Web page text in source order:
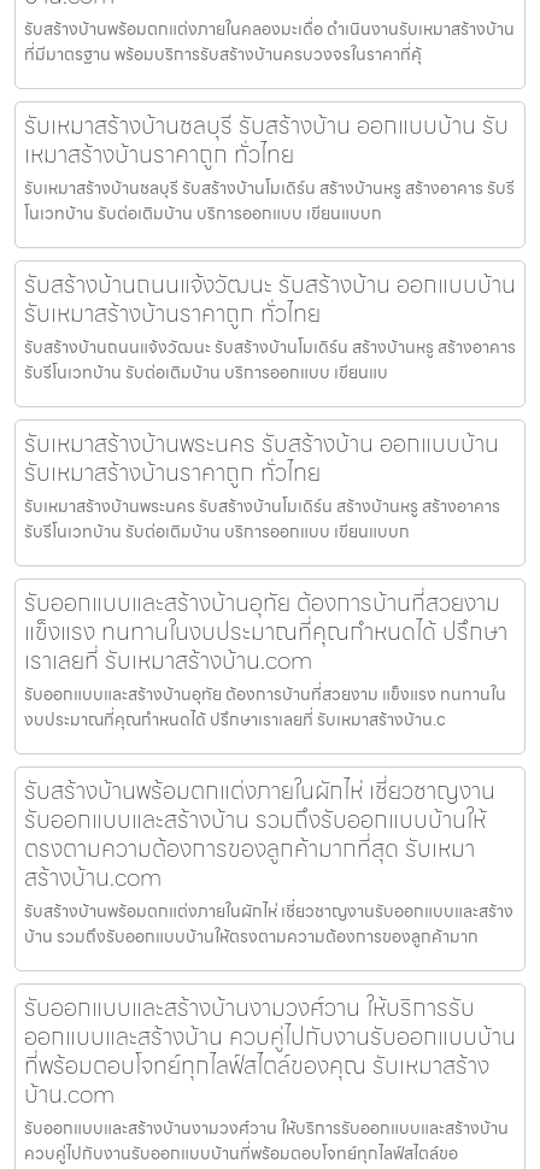
รับสร้างบ้านพร้อมตกแต่งภายในคลองมะเดื่อ ดำเนินงานรับเหมาสร้างบ้าน
ที่มีมาตรฐาน พร้อมบริการรับสร้างบ้านครบวงจรในราคาที่คุ้
รับเหมาสร้างบ้านชลบุรี รับสร้างบ้าน ออกแบบบ้าน รับ
เหมาสร้างบ้านราคาถูก ทั่วไทย
รับเหมาสร้างบ้านชลบุรี รับสร้างบ้านโมเดิร์น สร้างบ้านหรู สร้างอาคาร รับรี
โนเวทบ้าน รับต่อเติมบ้าน บริการออกแบบ เขียนแบบก
รับสร้างบ้านถนนแจ้งวัฒนะ รับสร้างบ้าน ออกแบบบ้าน
รับเหมาสร้างบ้านราคาถูก ทั่วไทย
รับสร้างบ้านถนนแจ้งวัฒนะ รับสร้างบ้านโมเดิร์น สร้างบ้านหรู สร้างอาคาร
รับรีโนเวทบ้าน รับต่อเติมบ้าน บริการออกแบบ เขียนแบ
รับเหมาสร้างบ้านพระนคร รับสร้างบ้าน ออกแบบบ้าน
รับเหมาสร้างบ้านราคาถูก ทั่วไทย
รับเหมาสร้างบ้านพระนคร รับสร้างบ้านโมเดิร์น สร้างบ้านหรู สร้างอาคาร
รับรีโนเวทบ้าน รับต่อเติมบ้าน บริการออกแบบ เขียนแบบก
รับออกแบบและสร้างบ้านอุทัย ต้องการบ้านที่สวยงาม
แข็งแรง ทนทานในงบประมาณที่คุณกำหนดได้ ปรึกษา
เราเลยที่ รับเหมาสร้างบ้าน.com
รับออกแบบและสร้างบ้านอุทัย ต้องการบ้านที่สวยงาม แข็งแรง ทนทานใน
งบประมาณที่คุณกำหนดได้ ปรึกษาเราเลยที่ รับเหมาสร้างบ้าน.c
รับสร้างบ้านพร้อมตกแต่งภายในผักไห่ เชี่ยวชาญงาน
รับออกแบบและสร้างบ้าน รวมถึงรับออกแบบบ้านให้
ตรงตามความต้องการของลูกค้ามากที่สุด รับเหมา
สร้างบ้าน.com
รับสร้างบ้านพร้อมตกแต่งภายในผักไห่ เชี่ยวชาญงานรับออกแบบและสร้าง
บ้าน รวมถึงรับออกแบบบ้านให้ตรงตามความต้องการของลูกค้ามาก
รับออกแบบและสร้างบ้านงามวงศ์วาน ให้บริการรับ
ออกแบบและสร้างบ้าน ควบคู่ไปกับงานรับออกแบบบ้าน
ที่พร้อมตอบโจทย์ทุกไลฟ์สไตล์ของคุณ รับเหมาสร้าง
บ้าน.com
รับออกแบบและสร้างบ้านงามวงศ์วาน ให้บริการรับออกแบบและสร้างบ้าน
ควบคู่ไปกับงานรับออกแบบบ้านที่พร้อมตอบโจทย์ทุกไลฟ์สไตล์ขอ